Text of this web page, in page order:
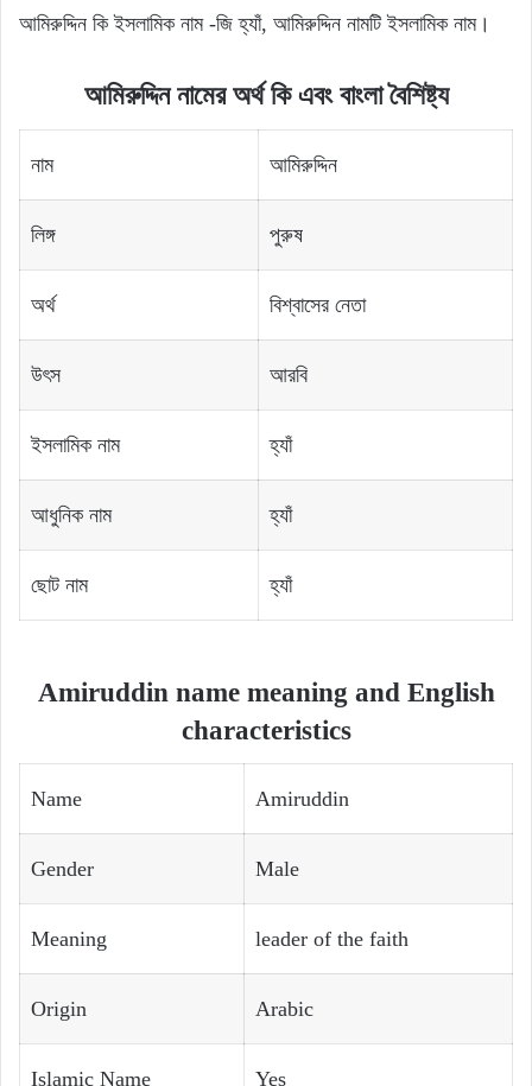
আমিরুদ্দিন কি ইসলামিক নাম -জি হ্যাঁ, আমিরুদ্দিন নামটি ইসলামিক নাম।
আমিরুদ্দিন নামের অর্থ কি এবং বাংলা বৈশিষ্ট্য
নাম আমিরুদ্দিন
লিঙ্গ পুরুষ
অর্থ বিশ্বাসের নেতা
উৎস আরবি
ইসলামিক নাম হ্যাঁ
আধুনিক নাম হ্যাঁ
ছোট নাম হ্যাঁ
Amiruddin name meaning and English
characteristics
Name Amiruddin
Gender Male
Meaning leader of the faith
Origin Arabic
Islamic Name Yes